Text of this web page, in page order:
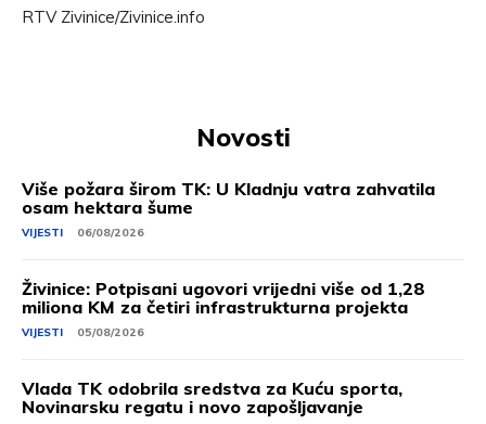
RTV Zivinice/Zivinice.info
Novosti
Više požara širom TK: U Kladnju vatra zahvatila
osam hektara šume
VIJESTI 06/08/2026
Živinice: Potpisani ugovori vrijedni više od 1,28
miliona KM za četiri infrastrukturna projekta
VIJESTI 05/08/2026
Vlada TK odobrila sredstva za Kuću sporta,
Novinarsku regatu i novo zapošljavanje